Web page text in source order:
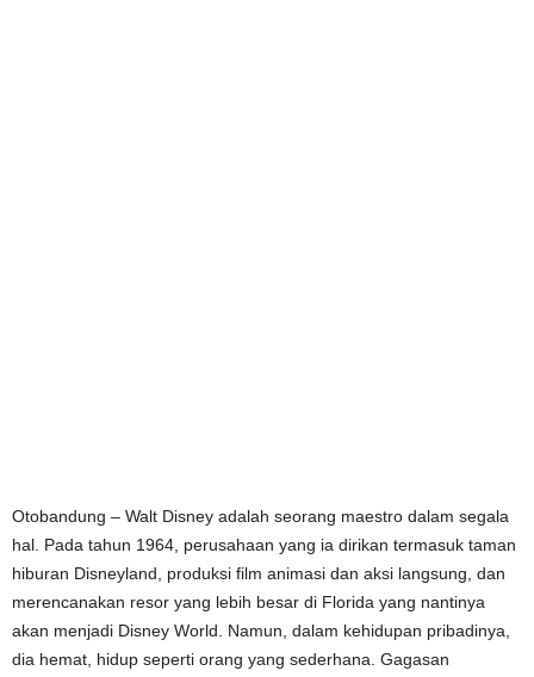
Otobandung – Walt Disney adalah seorang maestro dalam segala
hal. Pada tahun 1964, perusahaan yang ia dirikan termasuk taman
hiburan Disneyland, produksi film animasi dan aksi langsung, dan
merencanakan resor yang lebih besar di Florida yang nantinya
akan menjadi Disney World. Namun, dalam kehidupan pribadinya,
dia hemat, hidup seperti orang yang sederhana. Gagasan